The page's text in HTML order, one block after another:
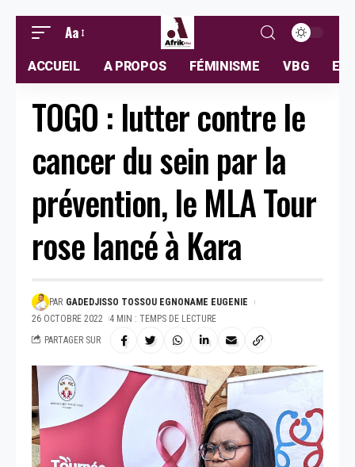
Aa
ACCUEIL A PROPOS FÉMINISME VBG
TOGO : lutter contre le
cancer du sein par la
prévention, le MLA Tour
rose lancé à Kara
PAR GADEDJISSO TOSSOU EGNONAME EUGENIE
26 OCTOBRE 2022
4 MIN : TEMPS DE LECTURE
PARTAGER SUR